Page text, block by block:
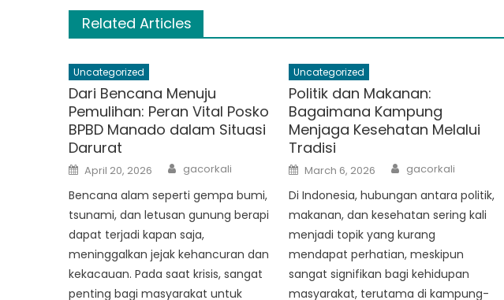
Related Articles
Uncategorized
Dari Bencana Menuju
Pemulihan: Peran Vital Posko
BPBD Manado dalam Situasi
Darurat
Posted
on
April 20, 2026 Author
gacorkali
Bencana alam seperti gempa bumi,
tsunami, dan letusan gunung berapi
dapat terjadi kapan saja,
meninggalkan jejak kehancuran dan
kekacauan. Pada saat krisis, sangat
penting bagi masyarakat untuk
Uncategorized
Politik dan Makanan:
Bagaimana Kampung
Menjaga Kesehatan Melalui
Tradisi
Posted
on
March 6, 2026 Author
gacorkali
Di Indonesia, hubungan antara politik,
makanan, dan kesehatan sering kali
menjadi topik yang kurang
mendapat perhatian, meskipun
sangat signifikan bagi kehidupan
masyarakat, terutama di kampung-